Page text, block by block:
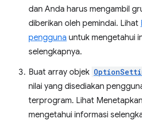
dan Anda harus mengambil
diberikan oleh pemindai. Lihat
pengguna untuk mengetahui
selengkapnya.
Buat array objek
nilai yang disediakan
terprogram. Lihat
mengetahui informasi